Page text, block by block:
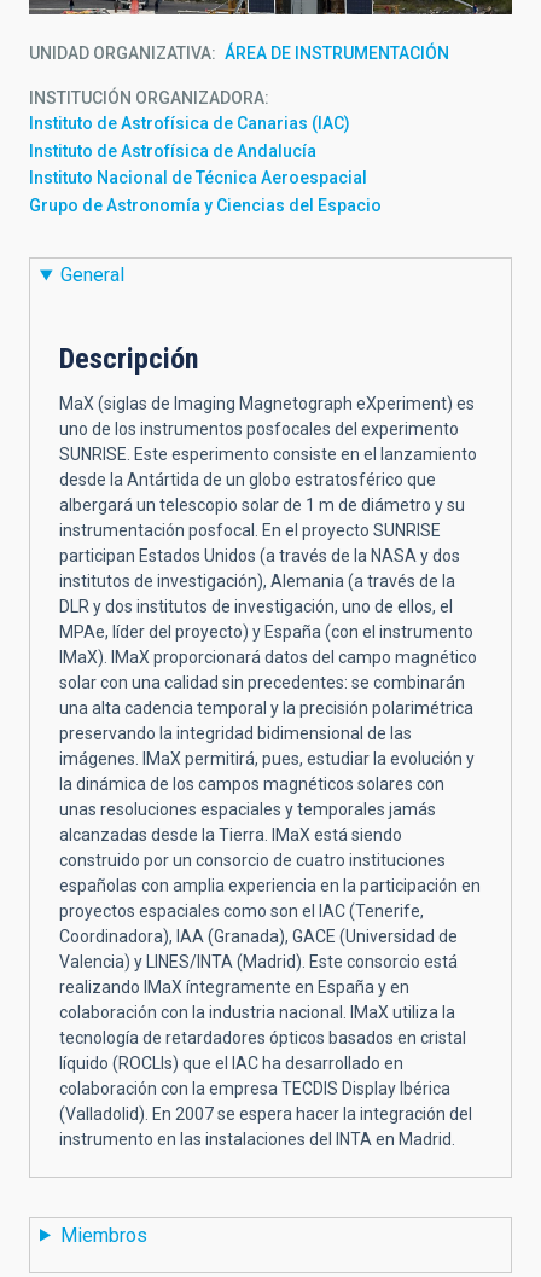
UNIDAD ORGANIZATIVA ÁREA DE INSTRUMENTACIÓN
INSTITUCIÓN ORGANIZADORA
Instituto de Astrofísica de Canarias (IAC)
Instituto de Astrofísica de Andalucía
Instituto Nacional de Técnica Aeroespacial
Grupo de Astronomía y Ciencias del Espacio
General
Descripción
MaX (siglas de Imaging Magnetograph eXperiment) es
uno de los instrumentos posfocales del experimento
SUNRISE. Este esperimento consiste en el lanzamiento
desde la Antártida de un globo estratosférico que
albergará un telescopio solar de 1 m de diámetro y su
instrumentación posfocal. En el proyecto SUNRISE
participan Estados Unidos (a través de la NASA y dos
institutos de investigación), Alemania (a través de la
DLR y dos institutos de investigación, uno de ellos, el
MPAe, líder del proyecto) y España (con el instrumento
IMaX). IMaX proporcionará datos del campo magnético
solar con una calidad sin precedentes: se combinarán
una alta cadencia temporal y la precisión polarimétrica
preservando la integridad bidimensional de las
imágenes. IMaX permitirá, pues, estudiar la evolución y
la dinámica de los campos magnéticos solares con
unas resoluciones espaciales y temporales jamás
alcanzadas desde la Tierra. IMaX está siendo
construido por un consorcio de cuatro instituciones
españolas con amplia experiencia en la participación en
proyectos espaciales como son el IAC (Tenerife,
Coordinadora), IAA (Granada), GACE (Universidad de
Valencia) y LINES/INTA (Madrid). Este consorcio está
realizando IMaX íntegramente en España y en
colaboración con la industria nacional. IMaX utiliza la
tecnología de retardadores ópticos basados en cristal
líquido (ROCLIs) que el IAC ha desarrollado en
colaboración con la empresa TECDIS Display Ibérica
(Valladolid). En 2007 se espera hacer la integración del
instrumento en las instalaciones del INTA en Madrid.
Miembros